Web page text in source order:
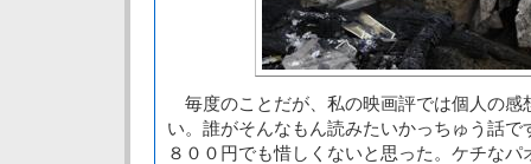
毎度のことだが、私の映画評では個人の感
い。誰がそんなもん読みたいかっちゅう話
８００円でも惜しくないと思った。ケチな